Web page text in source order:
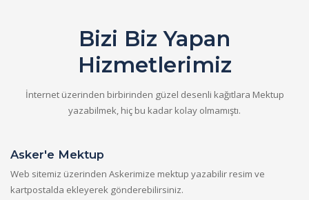
Bizi Biz Yapan
Hizmetlerimiz
İnternet üzerinden birbirinden güzel desenli kağıtlara Mektup
yazabilmek, hiç bu kadar kolay olmamıştı.
Asker'e Mektup
Web sitemiz üzerinden Askerimize mektup yazabilir resim ve
kartpostalda ekleyerek gönderebilirsiniz.